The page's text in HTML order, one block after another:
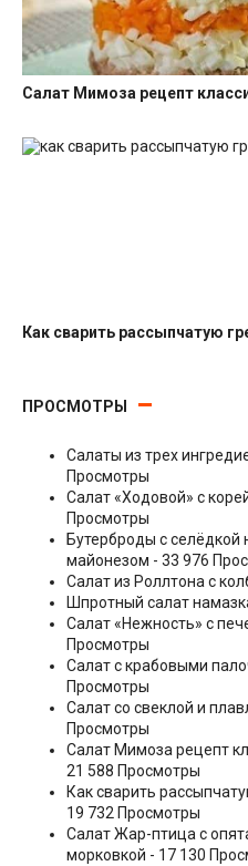
Салат Мимоза рецепт
Как сварить рассыпчатую
ПРОСМОТРЫ
Салаты из трех
Просмотры
Салат «Ходовой» с
Просмотры
Бутерброды с селёдкой
майонезом - 33 976
Салат из Роллтона с
Шпротный салат
Салат «Нежность» с
Просмотры
Салат с крабовыми
Просмотры
Салат со свеклой и
Просмотры
Салат Мимоза рецепт
21 588 Просмотры
Как сварить
19 732 Просмотры
Салат Жар-птица с
морковкой - 17 130